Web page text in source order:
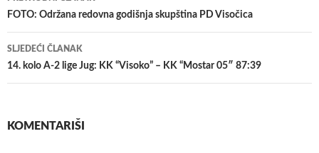
članaka
FOTO: Održana redovna godišnja skupština PD Visočica
SLJEDEĆI ČLANAK
14. kolo A-2 lige Jug: KK “Visoko” – KK “Mostar 05″ 87:39
KOMENTARIŠI